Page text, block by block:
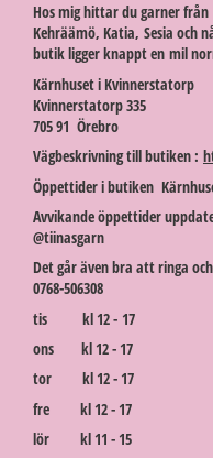
Hos mig hittar du garner
Kehräämö, Katia, Sesia och
butik ligger knappt en mil
Kärnhuset i Kvinnerstatorp
Kvinnerstatorp 335
705 91 Örebro
Vägbeskrivning till butiken :
Öppettider i butiken
Avvikande öppettider
@tiinasgarn
Det går även bra att ringa
0768-506308
tis kl 12 - 17
ons kl 12 - 17
tor kl 12 - 17
fre kl 12 - 17
lör kl 11 - 15